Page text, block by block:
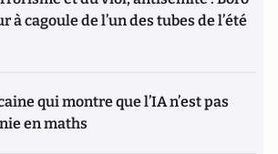
à cagoule de l’un des tubes de l’été
qui montre que l’IA n’est pas
en maths